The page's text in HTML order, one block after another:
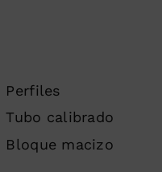
Perfiles
Tubo calibrado
Bloque macizo